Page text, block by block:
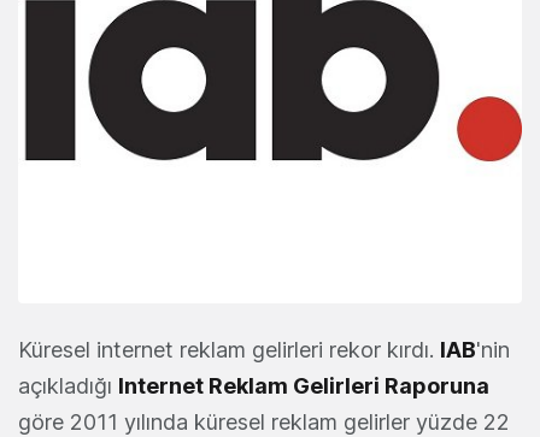
Küresel internet reklam gelirleri rekor kırdı. IAB'nin
açıkladığı Internet Reklam Gelirleri Raporuna
göre 2011 yılında küresel reklam gelirler yüzde 22